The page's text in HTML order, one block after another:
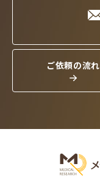
ご依頼の流れ